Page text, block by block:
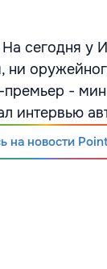
сегодня у
ни
-
интервью
на новости